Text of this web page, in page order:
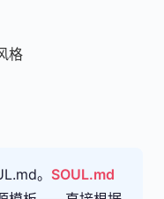
格
。 SOUL.md